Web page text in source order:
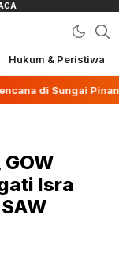
Hukum & Peristiwa
Sungai Pinang
Isra